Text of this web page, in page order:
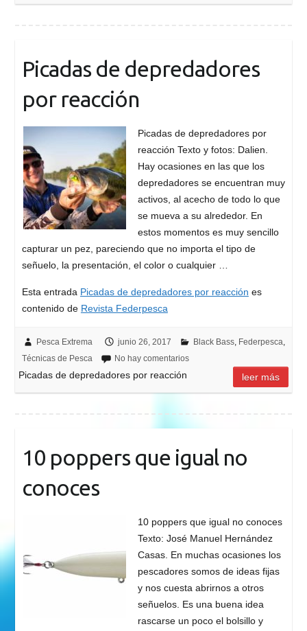
Picadas de depredadores
por reacción
Picadas de depredadores por
reacción Texto y fotos: Dalien.
Hay ocasiones en las que los
depredadores se encuentran muy
activos, al acecho de todo lo que
se mueva a su alrededor. En
estos momentos es muy sencillo
capturar un pez, pareciendo que no importa el tipo de
señuelo, la presentación, el color o cualquier …
Esta entrada Picadas de depredadores por reacción es
contenido de Revista Federpesca
Pesca Extrema junio 26, 2017 Black Bass, Federpesca,
Técnicas de Pesca
No hay comentarios
Picadas de depredadores por reacción leer más
10 poppers que igual no
conoces
10 poppers que igual no conoces
Texto: José Manuel Hernández
Casas. En muchas ocasiones los
pescadores somos de ideas fijas
y nos cuesta abrirnos a otros
señuelos. Es una buena idea
rascarse un poco el bolsillo y